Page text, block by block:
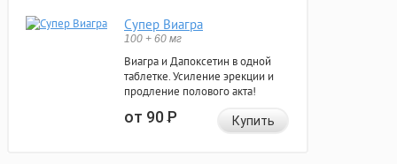
Супер Виагра
100 + 60 мг
Виагра и Дапоксетин в одной
таблетке. Усиление эрекции и
продление полового акта!
от 90Р Купить